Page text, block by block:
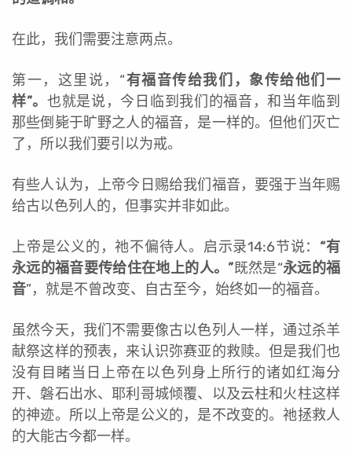
在此，我们需要注意两点。
第一，这里说，“有福音传给我们，象传给他们一
样”。也就是说，今日临到我们的福音，和当年临到
那些倒毙于旷野之人的福音，是一样的。但他们灭亡
了，所以我们要引以为戒。
有些人认为，上帝今日赐给我们福音，要强于当年赐
给古以色列人的，但事实并非如此。
上帝是公义的，祂不偏待人。启示录14:6节说： “有
永远的福音要传给住在地上的人。”既然是“永远的福
音”，就是不曾改变、自古至今，始终如一的福音。
虽然今天，我们不需要像古以色列人一样，通过杀羊
献祭这样的预表，来认识弥赛亚的救赎。但是我们也
没有目睹当日上帝在以色列身上所行的诸如红海分
开、磐石出水、耶利哥城倾覆、以及云柱和火柱这样
的神迹。所以上帝是公义的，是不改变的。祂拯救人
的大能古今都一样。